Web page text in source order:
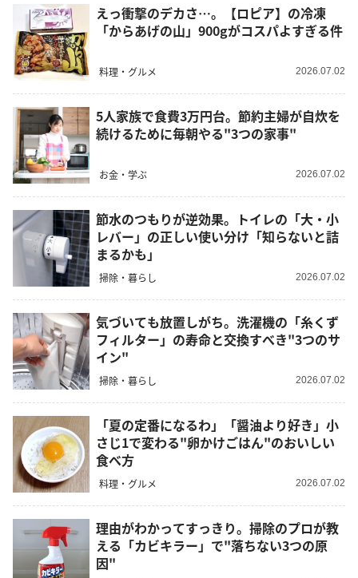
えっ衝撃のデカさ…。【ロピア】の冷凍
「からあげの山」900gがコスパよすぎる件
料理・グルメ 2026.07.02
5人家族で食費3万円台。節約主婦が自炊を
続けるために毎朝やる"3つの家事"
お金・学ぶ 2026.07.02
節水のつもりが逆効果。トイレの「大・小
レバー」の正しい使い分け「知らないと詰
まるかも」
掃除・暮らし 2026.07.02
気づいても放置しがち。洗濯機の「糸くず
フィルター」の寿命と交換すべき"3つのサ
イン"
掃除・暮らし 2026.07.02
「夏の定番になるわ」「醤油より好き」小
さじ1で変わる"卵かけごはん"のおいしい
食べ方
料理・グルメ 2026.07.02
理由がわかってすっきり。掃除のプロが教
える「カビキラー」で"落ちない3つの原
因"